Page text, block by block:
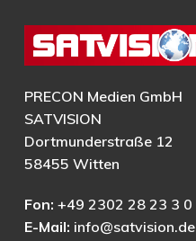
PRECON Medien GmbH
SATVISION
Dortmunderstraße 12
58455 Witten
Fon: +49 2302 28 23 3 0
E-Mail: info@satvision.de